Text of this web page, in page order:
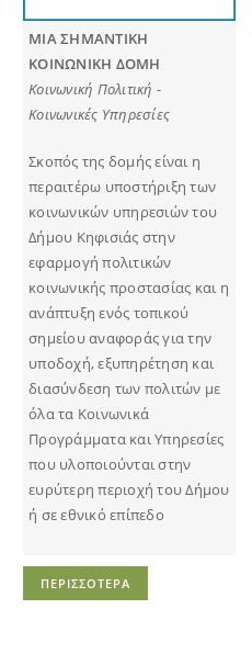
ΜΙΑ ΣΗΜΑΝΤΙΚΗ
ΚΟΙΝΩΝΙΚΗ ΔΟΜΗ
Κοινωνική Πολιτική -
Κοινωνικές Υπηρεσίες
Σκοπός της δομής είναι η
περαιτέρω υποστήριξη των
κοινωνικών υπηρεσιών του
Δήμου Κηφισιάς στην
εφαρμογή πολιτικών
κοινωνικής προστασίας και η
ανάπτυξη ενός τοπικού
σημείου αναφοράς για την
υποδοχή, εξυπηρέτηση και
διασύνδεση των πολιτών με
όλα τα Κοινωνικά
Προγράμματα και Υπηρεσίες
που υλοποιούνται στην
ευρύτερη περιοχή του Δήμου
ή σε εθνικό επίπεδο
ΠΕΡΙΣΣΟΤΕΡΑ